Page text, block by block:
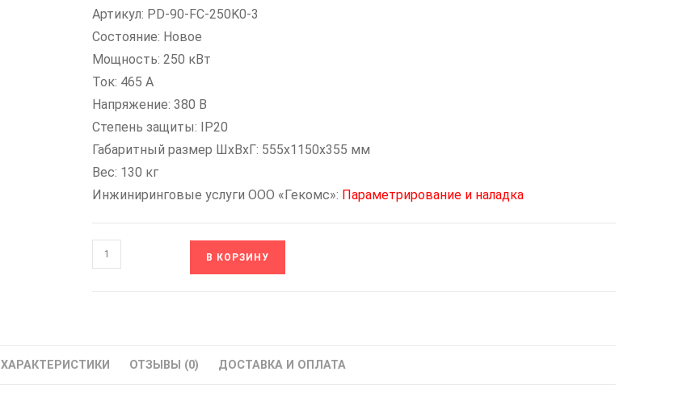
Артикул: PD-90-FC-250K0-3
Состояние: Новое
Мощность: 250 кВт
Ток: 465 А
Напряжение: 380 В
Степень защиты: IP20
Габаритный размер ШхВхГ: 555x1150x355 мм
Вес: 130 кг
Инжиниринговые услуги ООО «Гекомс»: Параметрирование и наладка
Количество
товара
3
В КОРЗИНУ
ХАРАКТЕРИСТИКИ ОТЗЫВЫ (0) ДОСТАВКА И ОПЛАТА